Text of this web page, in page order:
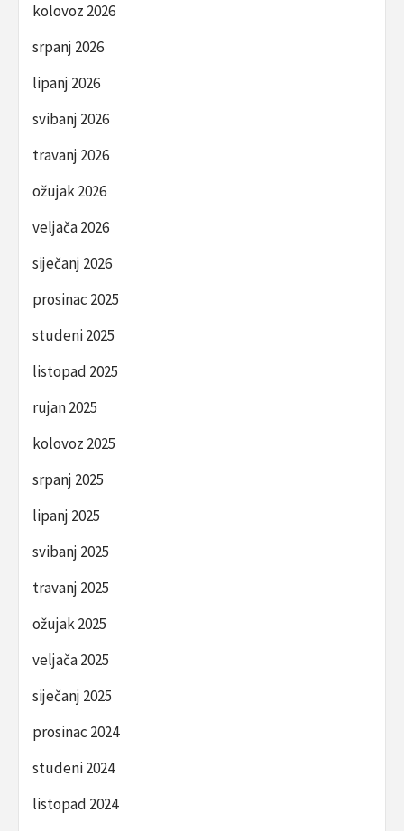
kolovoz 2026
srpanj 2026
lipanj 2026
svibanj 2026
travanj 2026
ožujak 2026
veljača 2026
siječanj 2026
prosinac 2025
studeni 2025
listopad 2025
rujan 2025
kolovoz 2025
srpanj 2025
lipanj 2025
svibanj 2025
travanj 2025
ožujak 2025
veljača 2025
siječanj 2025
prosinac 2024
studeni 2024
listopad 2024